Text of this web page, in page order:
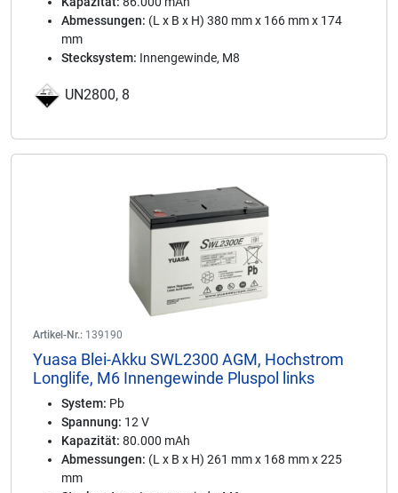
Abmessungen: (L x B x H) 380 mm x 166 mm x 174
mm
Stecksystem: Innengewinde, M8
UN2800, 8
Artikel-Nr.: 139190
Yuasa Blei-Akku SWL2300 AGM, Hochstrom
Longlife, M6 Innengewinde Pluspol links
System: Pb
Spannung: 12 V
Kapazität: 80.000 mAh
Abmessungen: (L x B x H) 261 mm x 168 mm x 225
mm